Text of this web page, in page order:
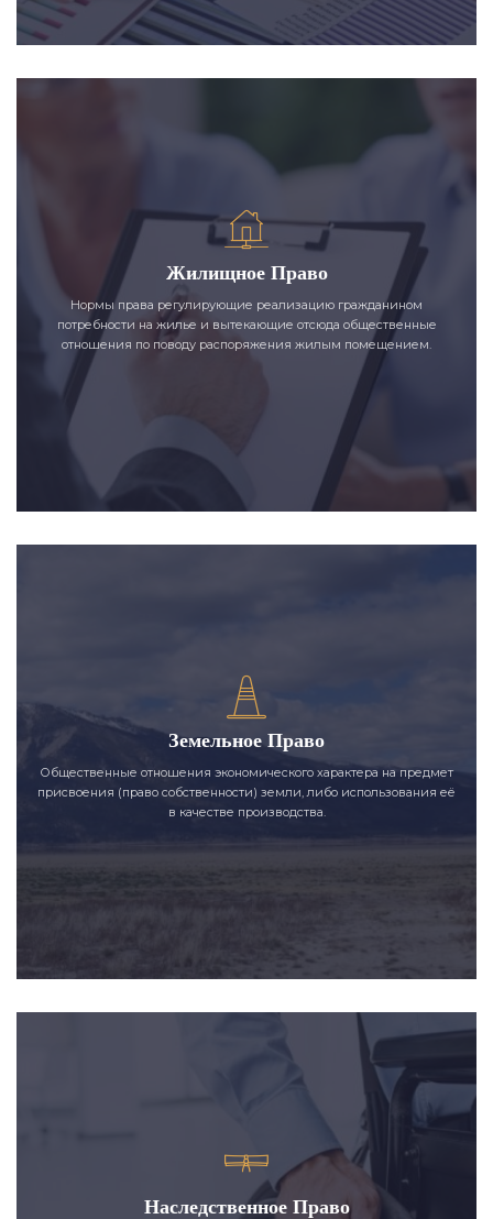
Жилищное Право
Нормы права регулирующие реализацию гражданином
потребности на жилье и вытекающие отсюда общественные
отношения по поводу распоряжения жилым помещением.
Земельное Право
Общественные отношения экономического характера на предмет
присвоения (право собственности) земли, либо использования её
в качестве производства.
Наследственное Право